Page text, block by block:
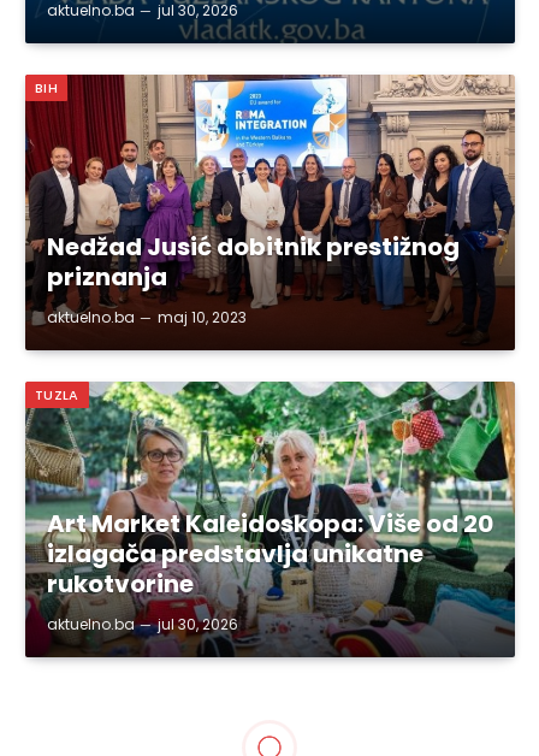
aktuelno.ba jul 30, 2026
BIH
Nedžad Jusić dobitnik prestižnog
priznanja
aktuelno.ba maj 10, 2023
TUZLA
Art Market Kaleidoskopa: Više od 20
izlagača predstavlja unikatne
rukotvorine
aktuelno.ba jul 30, 2026